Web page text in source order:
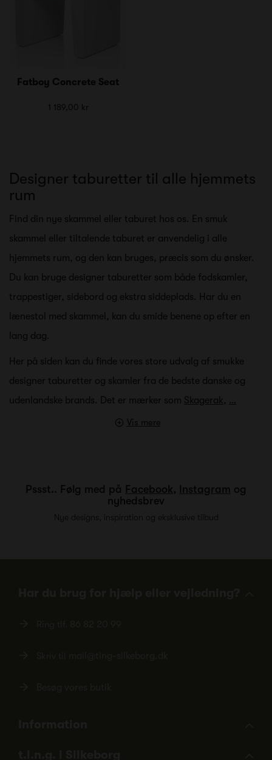
Fatboy Concrete Seat
1 189,00 kr
Designer taburetter til alle hjemmets
rum
Find din nye skammel eller taburet hos os. En smuk
skammel eller tiltalende taburet er anvendelig i alle
hjemmets rum, og den kan bruges, præcis som du ønsker.
Du kan bruge designer taburetter som både fodskamler,
trappestiger, sidebord og ekstra siddeplads. Har du en
lænestol med skammel, kan du smide benene op efter en
lang dag.
Her på siden kan du finde vores store udvalg af smukke
designer taburetter og skamler fra de bedste danske og
udenlandske brands. Det er mærker som Skagerak, …
Vis mere
Pssst.. Følg med på Facebook, Instagram og
nyhedsbrev
Nye designs, inspiration og eksklusive tilbud